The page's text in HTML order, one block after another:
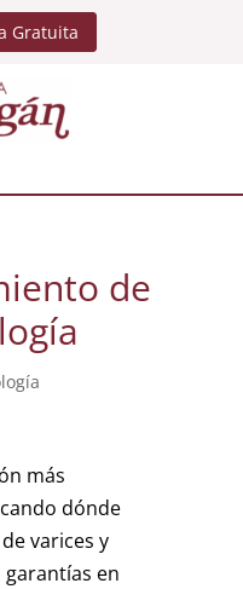
Gratuita
de
más
dónde
varices y
en